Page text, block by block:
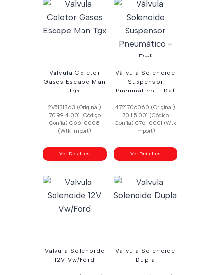
Valvula Coletor
Gases Escape Man
Tgx
2V5131363 (Original)
70.99.4.001 (Código
Confia) C66-0008
(Wtk Import)
Ver Detalhes
Válvula Solenoide
Suspensor
Pneumático – Daf
4721706060 (Original)
70.1.5.001 (Código
Confia) C76-0001 (Wtk
Import)
Ver Detalhes
Valvula Solenoide
12V Vw/Ford
Valvula Solenoide
Dupla